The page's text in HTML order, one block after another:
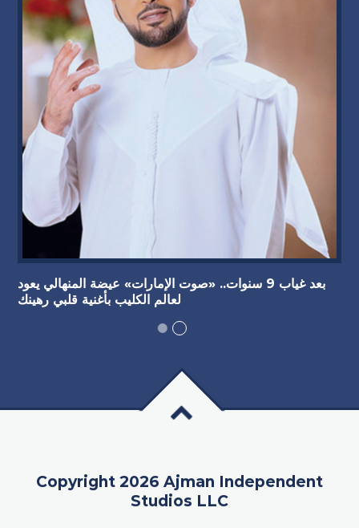
بعد غياب 9 سنوات.. «صوت الإمارات» عيضة المنهالي يعود
لعالم الكليب بأغنية قلبي رهينك
Copyright 2026 Ajman Independent
Studios LLC